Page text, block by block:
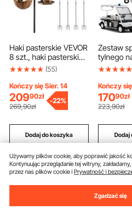
Haki pasterskie VEVOR
8 szt., haki pasterskie
156 cm, podwójny hak
haki ogrodowe o
grubości 1,9 cm do
wieszania karmników
dla kolibrów, doniczek
na rośliny, latarenek
solarnych, dzwonków
wietrznych
(55)
Kończy się Sier. 14
20990zł
269,90zł
-22%
Dodaj do koszyka
Zestaw
tylnego
do wózka
od 1985
sprzęgła
paskiem
03 JN6-
srebrny
Kończy
17090zł
223,90zł
Dodaj
Zalecane wyszukiwania
pistolet natryskowy elektryczny
Używamy plików cookie, aby poprawić jakość
Kontynuując przeglądanie tej witryny,
przez nas plików cookie iPrywatność i
Zgadzać się